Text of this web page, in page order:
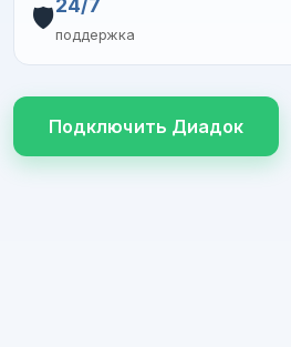
🛡️24/7
поддержка
Подключить Диадок